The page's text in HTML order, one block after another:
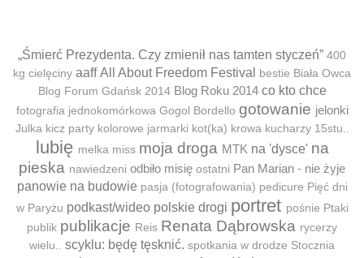
„Śmierć Prezydenta. Czy zmienił nas tamten styczeń” 400
kg cielęciny aaff All About Freedom Festival bestie Biała Owca
Blog Forum Gdańsk 2014 Blog Roku 2014 co kto chce
fotografia jednokomórkowa Gogol Bordello gotowanie jelonki
Julka kicz party kolorowe jarmarki kot(ka) krowa kucharzy 15stu..
lubię melka miss moja droga MTK na 'dysce' na
pieska nawiedzeni odbiło misię ostatni Pan Marian - nie żyje
panowie na budowie pasja (fotografowania) pedicure Pięć dni
w Paryżu podkast/wideo polskie drogi portret pośnie Ptaki
publik publikacje Reis Renata Dąbrowska rycerzy
wielu.. scyklu: będę tęsknić. spotkania w drodze Stocznia